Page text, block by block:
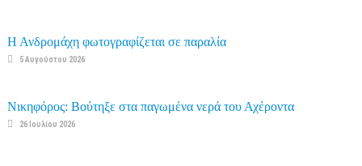
Η Ανδρομάχη φωτογραφίζεται σε παραλία
5 Αυγούστου 2026
Νικηφόρος: Βούτηξε στα παγωμένα νερά του Αχέροντα
26 Ιουλίου 2026